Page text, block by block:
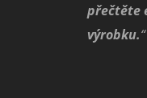
přečtěte
výrobku.“